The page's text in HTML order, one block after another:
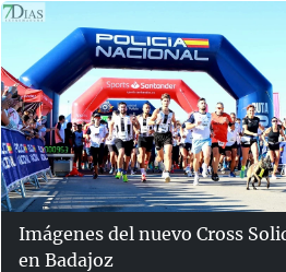
Imágenes del nuevo Cross
en Badajoz